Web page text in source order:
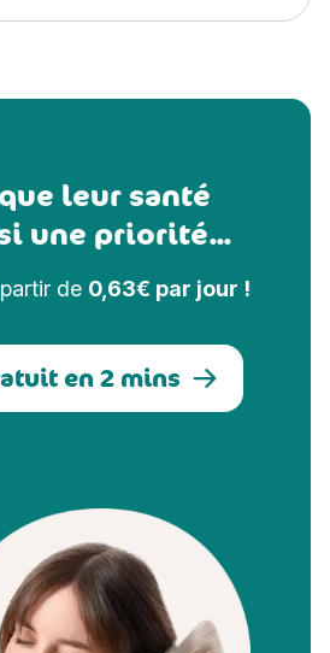
leur santé
une priorité...
de 0,63€ par jour !
en 2 mins